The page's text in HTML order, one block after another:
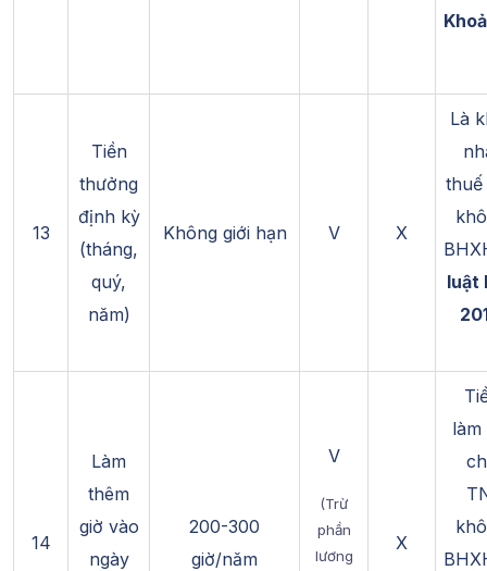
13
Tiền
thưởng
định kỳ
(tháng,
quý,
năm)
Không giới hạn V X
Là
thuế
luật
14
Làm
thêm
giờ vào
ngày
200-300
giờ/năm
V
(Trừ
phần
lương
X
làm